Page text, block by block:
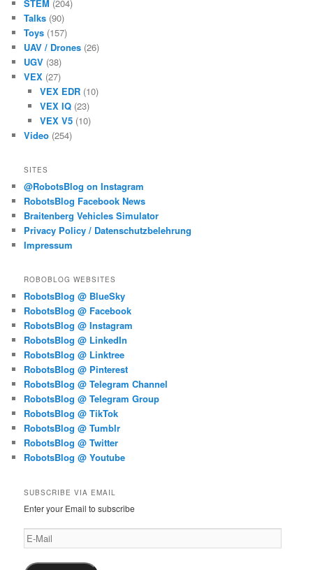
STEM (204)
Talks (90)
Toys (157)
UAV / Drones (26)
UGV (38)
VEX (27)
VEX EDR(10)
VEX IQ(23)
VEX V5(10)
Video (254)
SITES
@RobotsBlog on Instagram
RobotsBlog Facebook News
Braitenberg Vehicles Simulator
Privacy Policy / Datenschutzbelehrung
Impressum
ROBOBLOG WEBSITES
RobotsBlog @ BlueSky
RobotsBlog @ Facebook
RobotsBlog @ Instagram
RobotsBlog @ LinkedIn
RobotsBlog @ Linktree
RobotsBlog @ Pinterest
RobotsBlog @ Telegram Channel
RobotsBlog @ Telegram Group
RobotsBlog @ TikTok
RobotsBlog @ Tumblr
RobotsBlog @ Twitter
RobotsBlog @ Youtube
SUBSCRIBE VIA EMAIL
Enter your Email to subscribe
E-
Mail